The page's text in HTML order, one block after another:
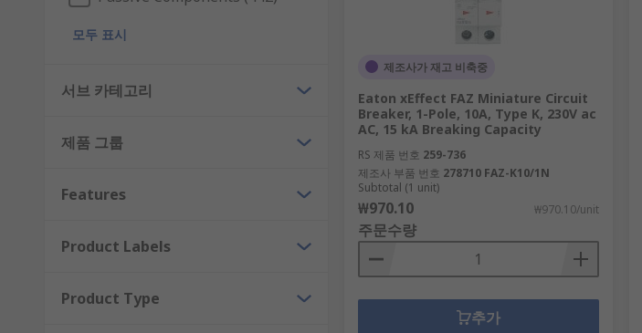
모두 표시
서브 카테고리
제품 그룹
Features
Product Labels
Product Type
제조사가 재고 비축중
Eaton xEffect FAZ Miniature Circuit
Breaker, 1-Pole, 10A, Type K, 230V ac
AC, 15 kA Breaking Capacity
RS 제품 번호 259-736
제조사 부품 번호 278710 FAZ-K10/1N
Subtotal (1 unit)
₩970.10 ₩970.10/unit
주문수량
추가